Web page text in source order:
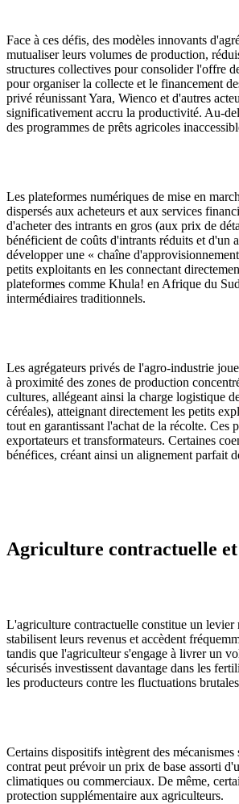
Face à ces défis, des modèles innovants
mutualiser leurs volumes de production,
structures collectives pour consolider l'offre
pour organiser la collecte et le financement
privé réunissant Yara, Wienco et d'autres
significativement accru la productivité. Au-
des programmes de prêts agricoles
Les plateformes numériques de mise en
dispersés aux acheteurs et aux services
d'acheter des intrants en gros (aux prix de
bénéficient de coûts d'intrants réduits et d'un
développer une « chaîne
petits exploitants en les connectant
plateformes comme Khula! en Afrique du
intermédiaires traditionnels.
Les agrégateurs privés de l'agro-industrie
à proximité des zones de production
cultures, allégeant ainsi la charge logistique
céréales), atteignant directement les petits
tout en garantissant l'achat de la récolte.
exportateurs et transformateurs. Certaines
bénéfices, créant ainsi un alignement parfait
Agriculture contractuelle et
L'agriculture contractuelle constitue un levier
stabilisent leurs revenus et accèdent
tandis que l'agriculteur s'engage à livrer un
sécurisés investissent davantage dans les
les producteurs contre les fluctuations
Certains dispositifs intègrent des
contrat peut prévoir un prix de base assorti
climatiques ou commerciaux. De même,
protection supplémentaire aux agriculteurs.